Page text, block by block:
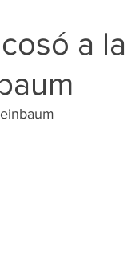
Guanajuato
a la